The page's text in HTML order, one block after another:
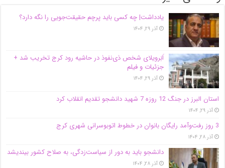
یادداشت| ‌چه کسی باید پرچم حقیقت‌جویی را نگه دارد؟
آذر ۲۹, ۱۴۰۴
اَبَر‌ویلای شخص ذی‌نفوذ در حاشیه‌ رود کرج تخریب شد +
جزئیات و فیلم
آذر ۲۹, ۱۴۰۴
استان البرز در جنگ 12 روزه 7 شهید دانشجو تقدیم انقلاب کرد
آذر ۲۹, ۱۴۰۴
3 روز رفت‌وآمد رایگان بانوان در خطوط اتوبوسرانی شهری کرج
آذر ۲۸, ۱۴۰۴
دانشجو باید به دور از سیاست‌زدگی، به صلاح کشور بیندیشد
آذر ۲۸, ۱۴۰۴